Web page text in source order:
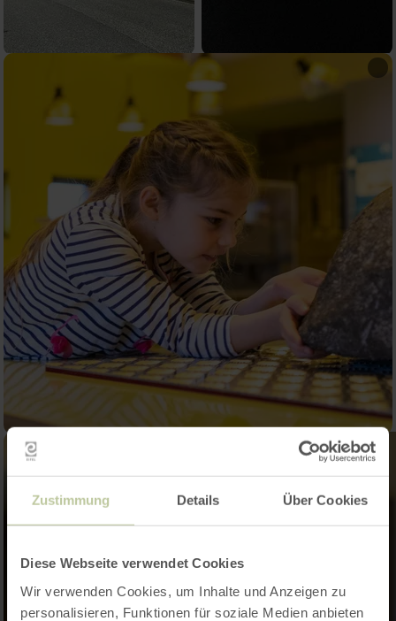
Zustimmung Details Über Cookies
Diese Webseite verwendet Cookies
Wir verwenden Cookies, um Inhalte und Anzeigen zu
personalisieren, Funktionen für soziale Medien anbieten